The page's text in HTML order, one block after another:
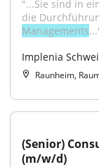
"...Sie sind in
die
Managements
Implenia
Raunheim,
(Senior)
(m/w/d)